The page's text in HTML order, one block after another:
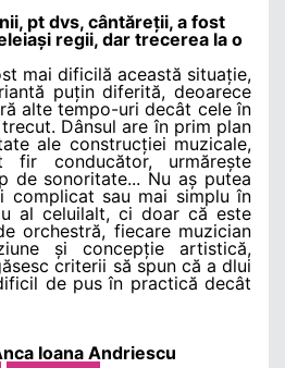
pt dvs, cântăreții, a fost
regii, dar trecerea la o
mai dificilă această situație,
puțin diferită, deoarece
alte tempo-uri decât cele în
Dânsul are în prim plan
ale construcției muzicale,
conducător, urmărește
de sonoritate... Nu aș putea
complicat sau mai simplu în
al celuilalt, ci doar că este
orchestră, fiecare muzician
și concepție artistică,
criterii să spun că a dlui
de pus în practică decât
Ioana Andriescu